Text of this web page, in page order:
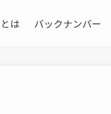
は バックナンバー